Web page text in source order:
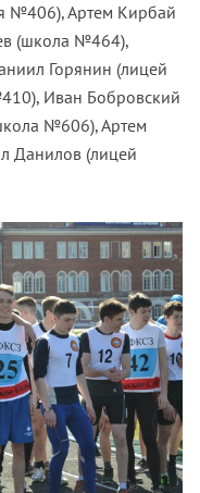
№406), Артем Кирбай
(школа №464),
Горянин (лицей
Иван Бобровский
№606), Артем
Данилов (лицей